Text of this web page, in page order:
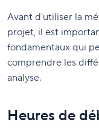
Avant d'utiliser la
projet, il est
fondamentaux qui
comprendre les
analyse.
Heures de